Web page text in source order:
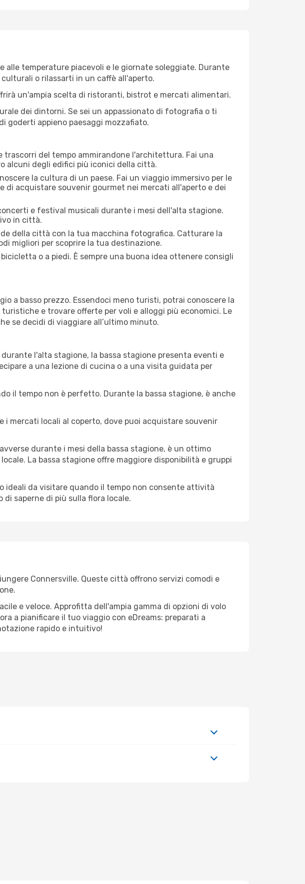
temperature piacevoli e le giornate soleggiate. Durante
o rilassarti in un caffè all'aperto.
un'ampia scelta di ristoranti, bistrot e mercati alimentari.
dei dintorni. Se sei un appassionato di fotografia o ti
goderti appieno paesaggi mozzafiato.
del tempo ammirandone l'architettura. Fai una
alcuni degli edifici più iconici della città.
la cultura di un paese. Fai un viaggio immersivo per le
di acquistare souvenir gourmet nei mercati all'aperto e dei
e festival musicali durante i mesi dell'alta stagione.
in città.
della città con la tua macchina fotografica. Catturare la
migliori per scoprire la tua destinazione.
o a piedi. È sempre una buona idea ottenere consigli
a basso prezzo. Essendoci meno turisti, potrai conoscere la
e trovare offerte per voli e alloggi più economici. Le
se decidi di viaggiare all’ultimo minuto.
l'alta stagione, la bassa stagione presenta eventi e
a una lezione di cucina o a una visita guidata per
il tempo non è perfetto. Durante la bassa stagione, è anche
i mercati locali al coperto, dove puoi acquistare souvenir
durante i mesi della bassa stagione, è un ottimo
La bassa stagione offre maggiore disponibilità e gruppi
ideali da visitare quando il tempo non consente attività
saperne di più sulla flora locale.
Connersville. Queste città offrono servizi comodi e
e veloce. Approfitta dell'ampia gamma di opzioni di volo
a pianificare il tuo viaggio con eDreams: preparati a
rapido e intuitivo!